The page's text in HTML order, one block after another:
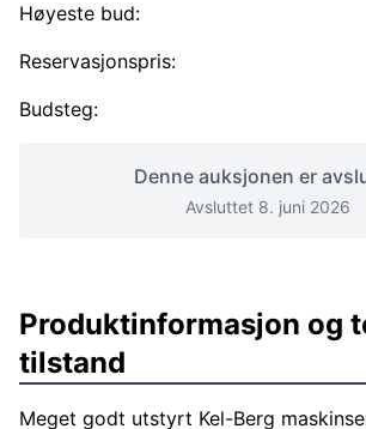
Høyeste bud:
Reservasjonspris:
Budsteg:
Denne auksjonen er
Avsluttet 8. juni 2026
Produktinformasjon og
tilstand
Meget godt utstyrt Kel-Berg